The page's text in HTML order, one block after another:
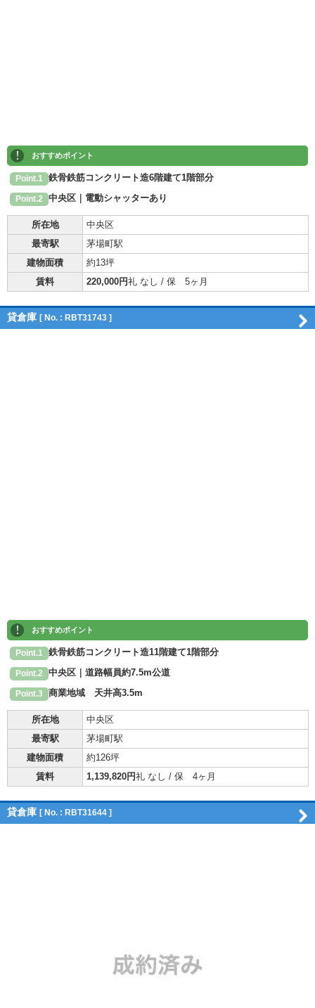
! おすすめポイント
Point.1 鉄骨鉄筋コンクリート造6階建て1階部分
Point.2 中央区｜電動シャッターあり
所在地
中央区
最寄駅
茅場町駅
建物面積
約13坪
賃料
220,000円礼 なし / 保 5ヶ月
貸倉庫 [ No. : RBT31743 ]
! おすすめポイント
Point.1 鉄骨鉄筋コンクリート造11階建て1階部分
Point.2 中央区｜道路幅員約7.5m公道
Point.3 商業地域 天井高3.5m
所在地
中央区
最寄駅
茅場町駅
建物面積
約126坪
賃料
1,139,820円礼 なし / 保 4ヶ月
貸倉庫 [ No. : RBT31644 ]